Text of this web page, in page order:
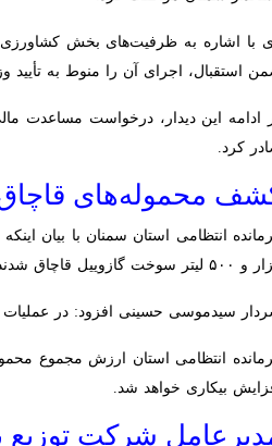
با اشاره به ظرفیت‌های بخش کشاورزی
اجرای آن را منوط به تأیید وزارت
ادامه این دیدار، درخواست مساعدت
محموله‌های قاچاق
سیدموسی حسینی افزود: در عملیات دیگر ۴۰ تن بی‌سولفات سدیم و ۲۰ تن مواد اولیه آن که فاقد مجوز قانونی بود،
خواهد شد.
شرکت توزیع
حکم استاندار سمنان، مهدی پاک‌طینت